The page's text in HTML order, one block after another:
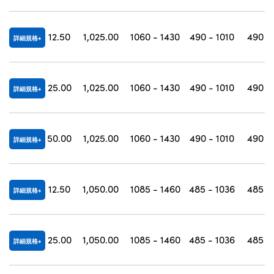
詳細規格 12.50 1,025.00 1060 - 1430 490 - 1010 490 -
詳細規格 25.00 1,025.00 1060 - 1430 490 - 1010 490 -
詳細規格 50.00 1,025.00 1060 - 1430 490 - 1010 490 -
詳細規格 12.50 1,050.00 1085 - 1460 485 - 1036 485 -
詳細規格 25.00 1,050.00 1085 - 1460 485 - 1036 485 -